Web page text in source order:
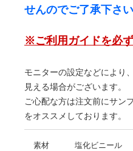
せんのでご了承下さい
※ご利用ガイドを必ず
モニターの設定などにより
見える場合がございます。
ご心配な方は注文前にサン
をオススメしております。
素材 塩化ビニール